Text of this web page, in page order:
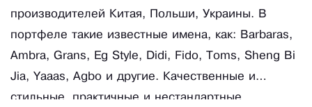
производителей Китая, Польши, Украины. В
портфеле такие известные имена, как: Barbaras,
Ambra, Grans, Eg Style, Didi, Fido, Toms, Sheng Bi
Jia, Yaaas, Agbo и другие. Качественные и
стильные, практичные и нестандартные,